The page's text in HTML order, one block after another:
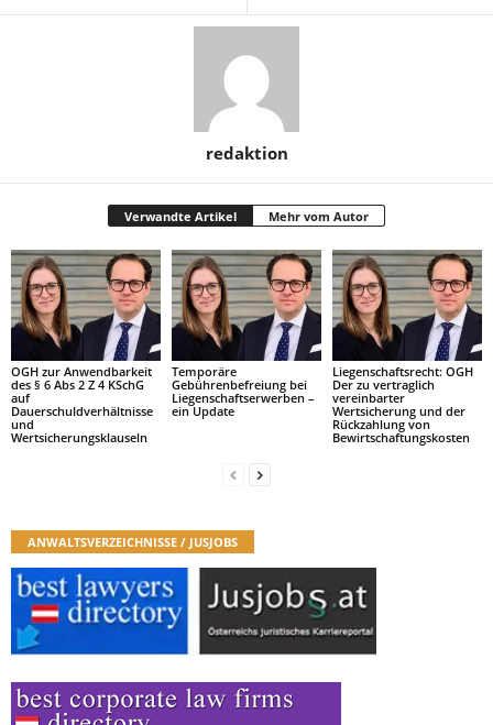
redaktion
Verwandte Artikel Mehr vom Autor
OGH zur Anwendbarkeit
des § 6 Abs 2 Z 4 KSchG
auf
Dauerschuldverhältnisse
und
Wertsicherungsklauseln
Temporäre
Gebührenbefreiung bei
Liegenschaftserwerben –
ein Update
Liegenschaftsrecht: OGH
Der zu vertraglich
vereinbarter
Wertsicherung und der
Rückzahlung von
Bewirtschaftungskosten
ANWALTSVERZEICHNISSE / JUSJOBS